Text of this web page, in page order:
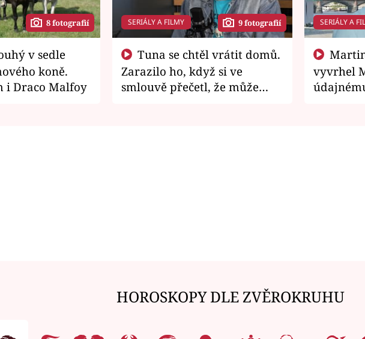
8 fotografií
koně.
i Draco Malfoy
SERIÁLY A FILMY 9 fotografií
Zarazilo ho, když si ve
smlouvě přečetl, že může
SERIÁLY A
vyvrhel
HOROSKOPY DLE ZVĚROKRUHU